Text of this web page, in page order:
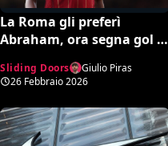
La Roma gli preferì
Abraham, ora segna gol a
giallorossa
Sliding Doors
Giulio Piras
26 Febbraio 2026